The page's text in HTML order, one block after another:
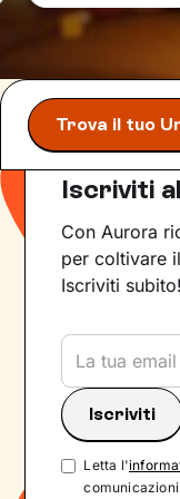
Trova il tuo
Iscriviti
Con Aurora
per coltivare
Iscriviti subito!
Letta l'